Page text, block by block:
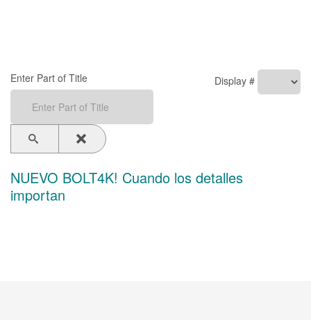
Enter Part of Title Display #
NUEVO BOLT4K! Cuando los detalles
importan